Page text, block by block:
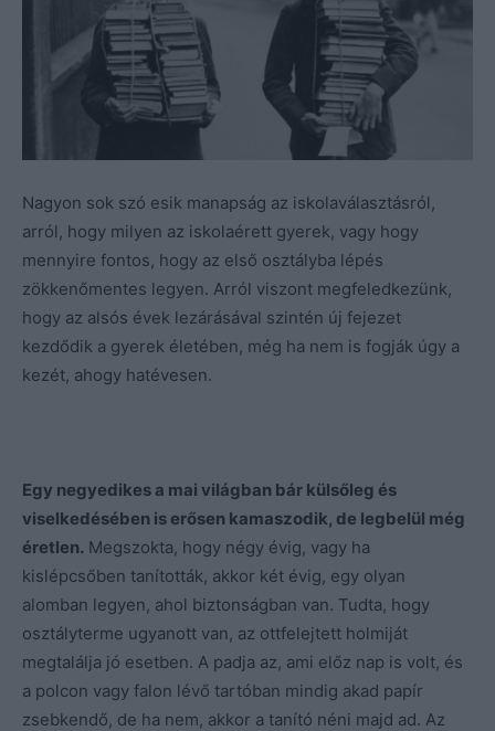
Nagyon sok szó esik manapság az iskolaválasztásról,
arról, hogy milyen az iskolaérett gyerek, vagy hogy
mennyire fontos, hogy az első osztályba lépés
zökkenőmentes legyen. Arról viszont megfeledkezünk,
hogy az alsós évek lezárásával szintén új fejezet
kezdődik a gyerek életében, még ha nem is fogják úgy a
kezét, ahogy hatévesen.
Egy negyedikes a mai világban bár külsőleg és
viselkedésében is erősen kamaszodik, de legbelül még
éretlen. Megszokta, hogy négy évig, vagy ha
kislépcsőben tanították, akkor két évig, egy olyan
alomban legyen, ahol biztonságban van. Tudta, hogy
osztályterme ugyanott van, az ottfelejtett holmiját
megtalálja jó esetben. A padja az, ami előz nap is volt, és
a polcon vagy falon lévő tartóban mindig akad papír
zsebkendő, de ha nem, akkor a tanító néni majd ad. Az